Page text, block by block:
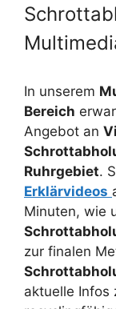
In unserem
Bereich
Angebot an
Ruhrgebiet.
Erklärvideos
Minuten, wie
zur finalen
aktuelle Infos